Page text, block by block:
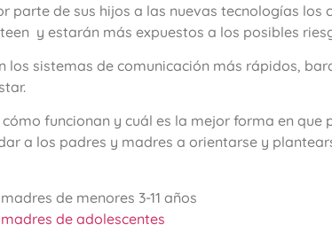
parte de sus hijos a las nuevas tecnologías los
y estarán más expuestos a los posibles
sistemas de comunicación más rápidos,
funcionan y cuál es la mejor forma en que
a los padres y madres a orientarse y
de menores 3-11 años
de adolescentes